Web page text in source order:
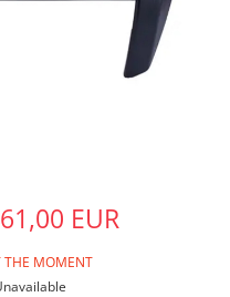
EUR
THE MOMENT